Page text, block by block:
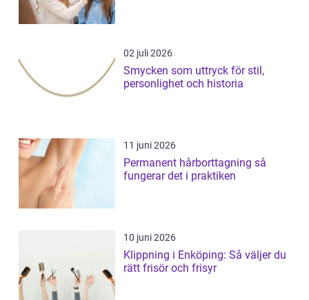
02 juli 2026
Smycken som uttryck för stil,
personlighet och historia
11 juni 2026
Permanent hårborttagning så
fungerar det i praktiken
10 juni 2026
Klippning i Enköping: Så väljer du
rätt frisör och frisyr